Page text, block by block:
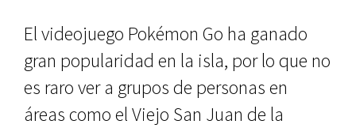
El videojuego Pokémon Go ha ganado
gran popularidad en la isla, por lo que no
es raro ver a grupos de personas en
áreas como el Viejo San Juan de la